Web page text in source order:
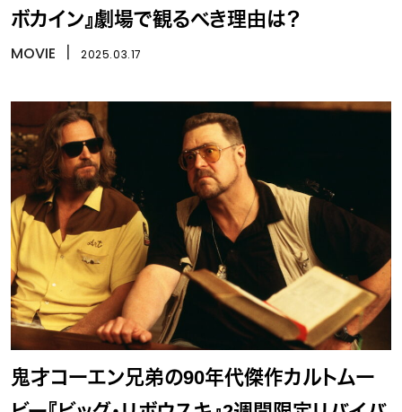
ボカイン』劇場で観るべき理由は？
MOVIE 2025.03.17
鬼才コーエン兄弟の90年代傑作カルトムー